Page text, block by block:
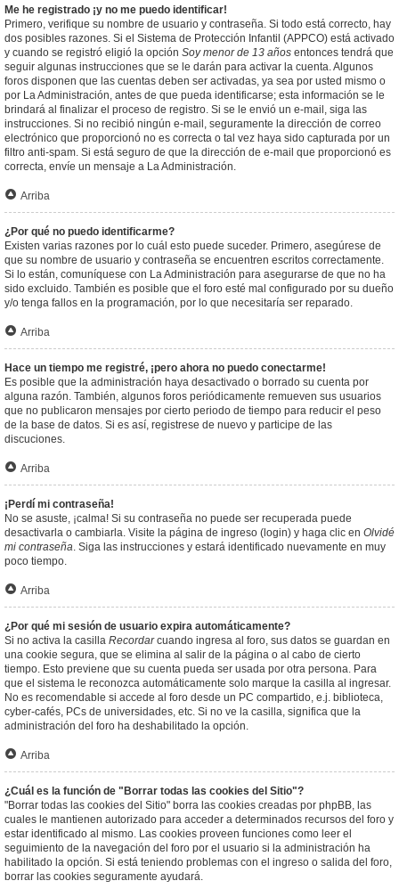
Me he registrado ¡y no me puedo identificar!
Primero, verifique su nombre de usuario y contraseña. Si todo está correcto, hay
dos posibles razones. Si el Sistema de Protección Infantil (APPCO) está activado
y cuando se registró eligió la opción Soy menor de 13 años entonces tendrá que
seguir algunas instrucciones que se le darán para activar la cuenta. Algunos
foros disponen que las cuentas deben ser activadas, ya sea por usted mismo o
por La Administración, antes de que pueda identificarse; esta información se le
brindará al finalizar el proceso de registro. Si se le envió un e-mail, siga las
instrucciones. Si no recibió ningún e-mail, seguramente la dirección de correo
electrónico que proporcionó no es correcta o tal vez haya sido capturada por un
filtro anti-spam. Si está seguro de que la dirección de e-mail que proporcionó es
correcta, envíe un mensaje a La Administración.
Arriba
¿Por qué no puedo identificarme?
Existen varias razones por lo cuál esto puede suceder. Primero, asegúrese de
que su nombre de usuario y contraseña se encuentren escritos correctamente.
Si lo están, comuníquese con La Administración para asegurarse de que no ha
sido excluido. También es posible que el foro esté mal configurado por su dueño
y/o tenga fallos en la programación, por lo que necesitaría ser reparado.
Arriba
Hace un tiempo me registré, ¡pero ahora no puedo conectarme!
Es posible que la administración haya desactivado o borrado su cuenta por
alguna razón. También, algunos foros periódicamente remueven sus usuarios
que no publicaron mensajes por cierto periodo de tiempo para reducir el peso
de la base de datos. Si es así, registrese de nuevo y participe de las
discuciones.
Arriba
¡Perdí mi contraseña!
No se asuste, ¡calma! Si su contraseña no puede ser recuperada puede
desactivarla o cambiarla. Visite la página de ingreso (login) y haga clic en Olvidé
mi contraseña. Siga las instrucciones y estará identificado nuevamente en muy
poco tiempo.
Arriba
¿Por qué mi sesión de usuario expira automáticamente?
Si no activa la casilla Recordarcuando ingresa al foro, sus datos se guardan en
una cookie segura, que se elimina al salir de la página o al cabo de cierto
tiempo. Esto previene que su cuenta pueda ser usada por otra persona. Para
que el sistema le reconozca automáticamente solo marque la casilla al ingresar.
No es recomendable si accede al foro desde un PC compartido, e.j. biblioteca,
cyber-cafés, PCs de universidades, etc. Si no ve la casilla, significa que la
administración del foro ha deshabilitado la opción.
Arriba
¿Cuál es la función de "Borrar todas las cookies del Sitio"?
"Borrar todas las cookies del Sitio" borra las cookies creadas por phpBB, las
cuales le mantienen autorizado para acceder a determinados recursos del foro y
estar identificado al mismo. Las cookies proveen funciones como leer el
seguimiento de la navegación del foro por el usuario si la administración ha
habilitado la opción. Si está teniendo problemas con el ingreso o salida del foro,
borrar las cookies seguramente ayudará.